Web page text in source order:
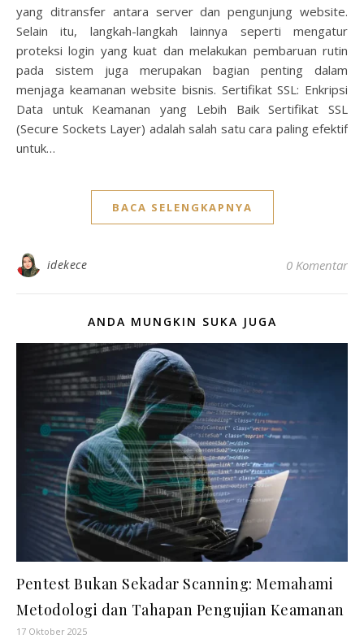
yang ditransfer antara server dan pengunjung website.
Selain itu, langkah-langkah lainnya seperti mengatur
proteksi login yang kuat dan melakukan pembaruan rutin
pada sistem juga merupakan bagian penting dalam
menjaga keamanan website bisnis. Sertifikat SSL: Enkripsi
Data untuk Keamanan yang Lebih Baik Sertifikat SSL
(Secure Sockets Layer) adalah salah satu cara paling efektif
untuk…
BACA SELENGKAPNYA
idekece 0 Komentar
ANDA MUNGKIN SUKA JUGA
Pentest Bukan Sekadar Scanning: Memahami
Metodologi dan Tahapan Pengujian Keamanan
17 Oktober 2025